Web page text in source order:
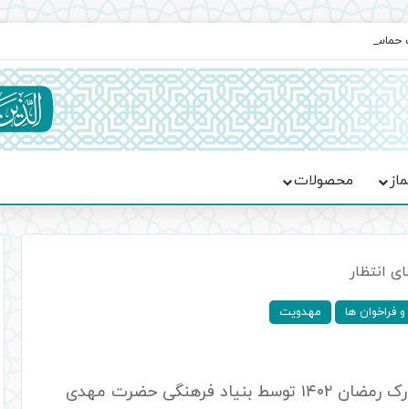
حماسه، استقامت و تمدن‌سازی امت اسلامی
محصولات
انتظار
فراخوان ها مهدویت
مسابقه سراسری آیه های انتظار ویژه ماه مبارک رمضان ۱۴۰۲ توسط بنیاد فرهنگی حضرت مهدی